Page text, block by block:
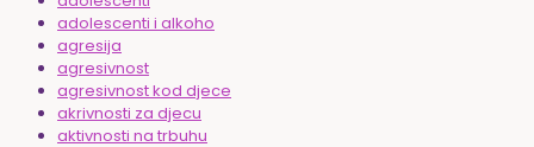
adolescenti i alkoho
agresija
agresivnost
agresivnost kod djece
akrivnosti za djecu
aktivnosti na trbuhu